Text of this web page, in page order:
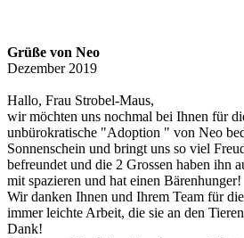
Grüße von Neo
Dezember 2019
Hallo, Frau Strobel-Maus,
wir möchten uns nochmal bei Ihnen für
unbürokratische "Adoption " von Neo
Sonnenschein und bringt uns so viel
befreundet und die 2 Grossen haben ihn
mit spazieren und hat einen Bärenhunger!
Wir danken Ihnen und Ihrem Team für
immer leichte Arbeit, die sie an den
Dank!